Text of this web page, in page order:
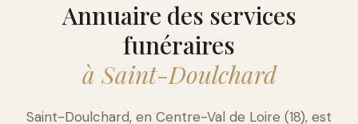
Annuaire des services
funéraires
à Saint-Doulchard
Saint-Doulchard, en Centre-Val de Loire (18), est